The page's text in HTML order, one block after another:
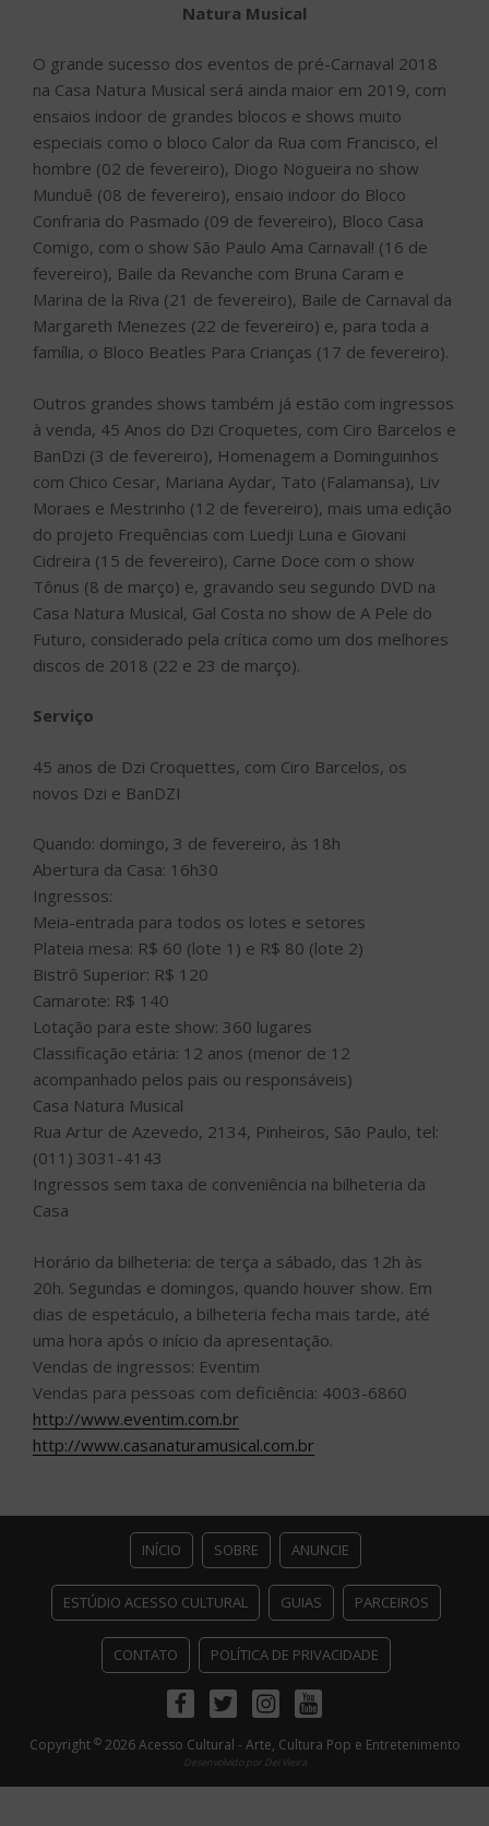
Natura Musical
O grande sucesso dos eventos de pré-Carnaval 2018
na Casa Natura Musical será ainda maior em 2019, com
ensaios indoor de grandes blocos e shows muito
especiais como o bloco Calor da Rua com Francisco, el
hombre (02 de fevereiro), Diogo Nogueira no show
Munduê (08 de fevereiro), ensaio indoor do Bloco
Confraria do Pasmado (09 de fevereiro), Bloco Casa
Comigo, com o show São Paulo Ama Carnaval! (16 de
fevereiro), Baile da Revanche com Bruna Caram e
Marina de la Riva (21 de fevereiro), Baile de Carnaval da
Margareth Menezes (22 de fevereiro) e, para toda a
família, o Bloco Beatles Para Crianças (17 de fevereiro).
Outros grandes shows também já estão com ingressos
à venda, 45 Anos do Dzi Croquetes, com Ciro Barcelos e
BanDzi (3 de fevereiro), Homenagem a Dominguinhos
com Chico Cesar, Mariana Aydar, Tato (Falamansa), Liv
Moraes e Mestrinho (12 de fevereiro), mais uma edição
do projeto Frequências com Luedji Luna e Giovani
Cidreira (15 de fevereiro), Carne Doce com o show
Tônus (8 de março) e, gravando seu segundo DVD na
Casa Natura Musical, Gal Costa no show de A Pele do
Futuro, considerado pela crítica como um dos melhores
discos de 2018 (22 e 23 de março).
Serviço
45 anos de Dzi Croquettes, com Ciro Barcelos, os
novos Dzi e BanDZI
Quando: domingo, 3 de fevereiro, às 18h
Abertura da Casa: 16h30
Ingressos:
Meia-entrada para todos os lotes e setores
Plateia mesa: R$ 60 (lote 1) e R$ 80 (lote 2)
Bistrô Superior: R$ 120
Camarote: R$ 140
Lotação para este show: 360 lugares
Classificação etária: 12 anos (menor de 12
acompanhado pelos pais ou responsáveis)
Casa Natura Musical
Rua Artur de Azevedo, 2134, Pinheiros, São Paulo, tel:
(011) 3031-4143
Ingressos sem taxa de conveniência na bilheteria da
Casa
Horário da bilheteria: de terça a sábado, das 12h às
20h. Segundas e domingos, quando houver show. Em
dias de espetáculo, a bilheteria fecha mais tarde, até
uma hora após o início da apresentação.
Vendas de ingressos: Eventim
Vendas para pessoas com deficiência: 4003-6860
http://www.eventim.com.br
http://www.casanaturamusical.com.br
INÍCIO SOBRE ANUNCIE
ESTÚDIO ACESSO CULTURAL GUIAS PARCEIROS
CONTATO POLÍTICA DE PRIVACIDADE
FacebookTwitterInstagramYoutube
Copyright ©2026 Acesso Cultural - Arte, Cultura Pop e Entretenimento
Desenvolvido por Del Vieira